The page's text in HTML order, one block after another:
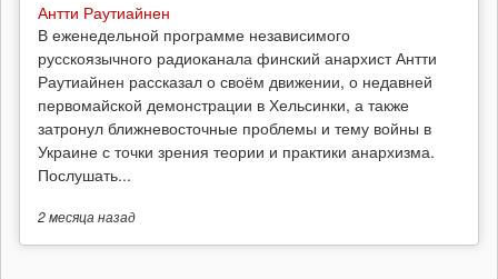
Антти Раутиайнен
В еженедельной программе независимого
русскоязычного радиоканала финский анархист Антти
Раутиайнен рассказал о своём движении, о недавней
первомайской демонстрации в Хельсинки, а также
затронул ближневосточные проблемы и тему войны в
Украине с точки зрения теории и практики анархизма.
Послушать...
2 месяцаназад